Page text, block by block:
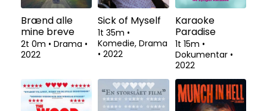
Brænd alle
mine breve
2t 0m • Drama •
2022
Sick of Myself
1t 35m •
Komedie, Drama
• 2022
Karaoke
Paradise
1t 15m •
Dokumentar •
2022